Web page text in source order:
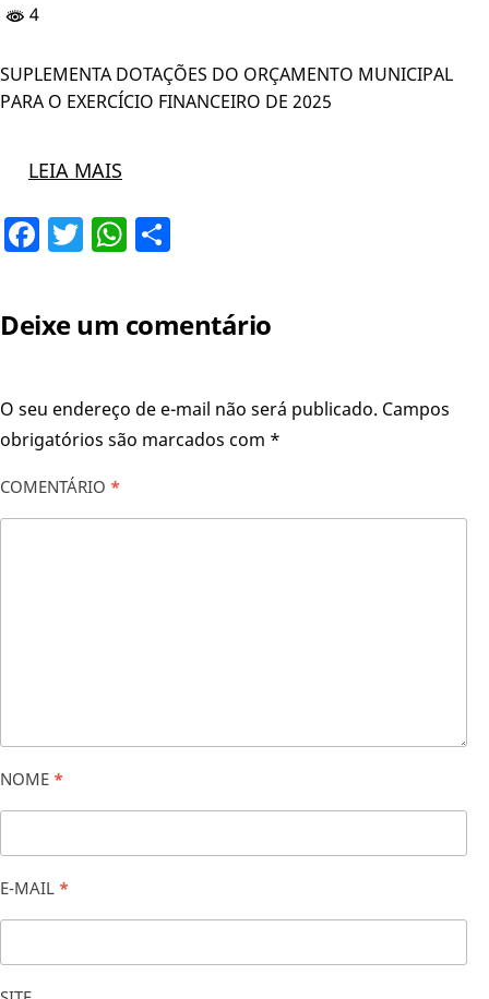
4
SUPLEMENTA DOTAÇÕES DO ORÇAMENTO MUNICIPAL
PARA O EXERCÍCIO FINANCEIRO DE 2025
LEIA MAIS
Facebook
TwitterWhatsApp
Deixe um comentário
O seu endereço de e-mail não será publicado. Campos
obrigatórios são marcados com *
COMENTÁRIO *
NOME *
E-MAIL *